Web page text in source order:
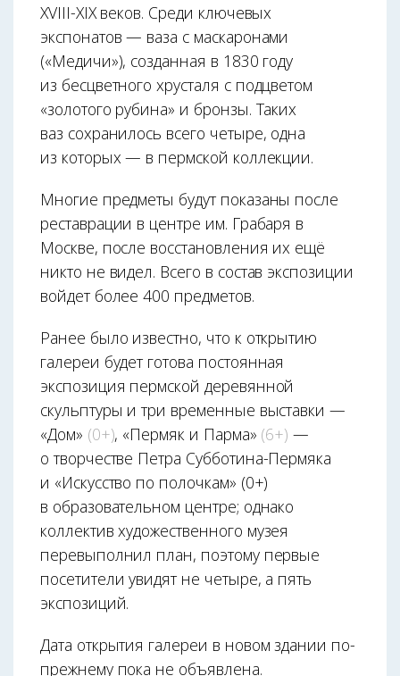
XVIII-XIX веков. Среди ключевых
экспонатов — ваза с маскаронами
(«Медичи»), созданная в 1830 году
из бесцветного хрусталя с подцветом
«золотого рубина» и бронзы. Таких
ваз сохранилось всего четыре, одна
из которых — в пермской коллекции.
Многие предметы будут показаны после
реставрации в центре им. Грабаря в
Москве, после восстановления их ещё
никто не видел. Всего в состав экспозиции
войдет более 400 предметов.
Ранее было известно, что к открытию
галереи будет готова постоянная
экспозиция пермской деревянной
скульптуры и три временные выставки —
«Дом» (0+), «Пермяк и Парма» (6+) —
о творчестве Петра Субботина-Пермяка
и «Искусство по полочкам» (0+)
в образовательном центре; однако
коллектив художественного музея
перевыполнил план, поэтому первые
посетители увидят не четыре, а пять
экспозиций.
Дата открытия галереи в новом здании по-
прежнему пока не объявлена.